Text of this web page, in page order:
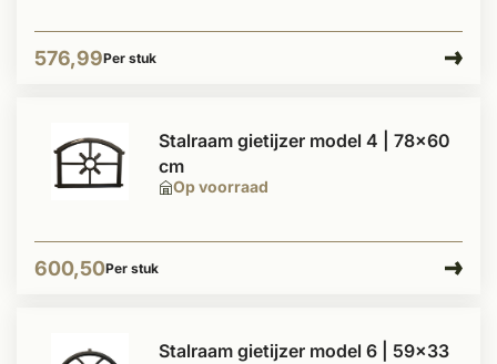
576,99Per stuk
Op voorraad
Stalraam gietijzer model 4 | 78x60
cm
600,50Per stuk
Stalraam gietijzer model 6 | 59x33